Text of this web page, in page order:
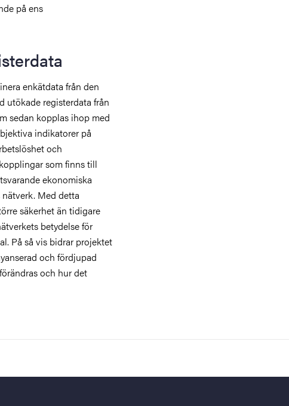
på ens
enkätdata från den
utökade registerdata från
sedan kopplas ihop med
indikatorer på
och
som finns till
ekonomiska
Med detta
säkerhet än tidigare
betydelse för
På så vis bidrar projektet
och fördjupad
och hur det